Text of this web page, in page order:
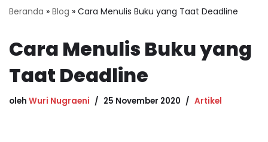
Beranda » Blog » Cara Menulis Buku yang Taat Deadline
Cara Menulis Buku yang
Taat Deadline
oleh Wuri Nugraeni 25 November 2020 Artikel